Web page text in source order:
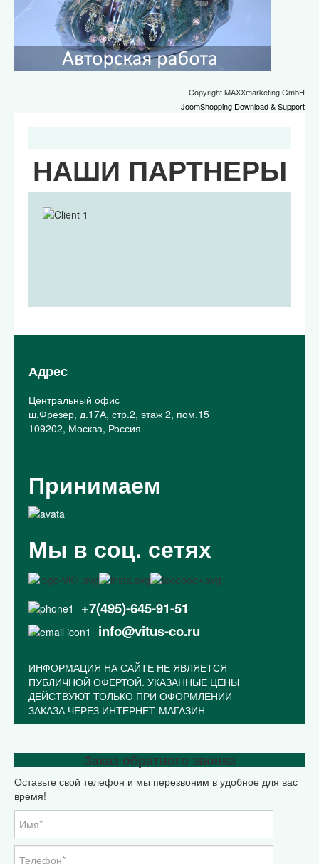
Copyright MAXXmarketing GmbH
JoomShopping Download & Support
НАШИ ПАРТНЕРЫ
Адрес
Центральный офис
ш.Фрезер, д.17А, стр.2, этаж 2, пом.15
109202, Москва, Россия
Принимаем
Мы в соц. сетях
+7(495)-645-91-51
info@vitus-co.ru
ИНФОРМАЦИЯ НА САЙТЕ НЕ ЯВЛЯЕТСЯ
ПУБЛИЧНОЙ ОФЕРТОЙ. УКАЗАННЫЕ ЦЕНЫ
ДЕЙСТВУЮТ ТОЛЬКО ПРИ ОФОРМЛЕНИИ
ЗАКАЗА ЧЕРЕЗ ИНТЕРНЕТ-МАГАЗИН
Закрыть меню
Главная
Каталог
Оптовикам
МАСТЕР КЛАССЫ
Корпоративная символика
Заказ обратного звонка
Оставьте свой телефон и мы перезвоним в удобное для вас
время!